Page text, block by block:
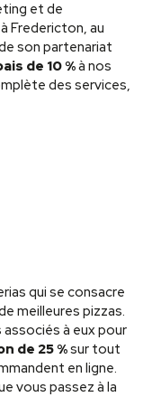
et de
Fredericton, au
son partenariat
de 10 %à nos
des services,
qui se consacre
meilleures pizzas.
à eux pour
de 25 %sur tout
en ligne.
vous passez à la